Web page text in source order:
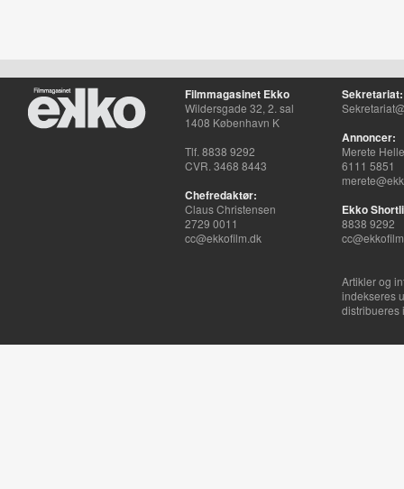
Filmmagasinet Ekko
Wildersgade 32, 2. sal
1408 København K
Tlf. 8838 9292
CVR. 3468 8443
Chefredaktør:
Claus Christensen
2729 0011
cc@ekkofilm.dk
Sekretariat:
Annoncer:
Merete
6111 5851
Ekko
8838 9292
Artikler og
indekseres
distribueres